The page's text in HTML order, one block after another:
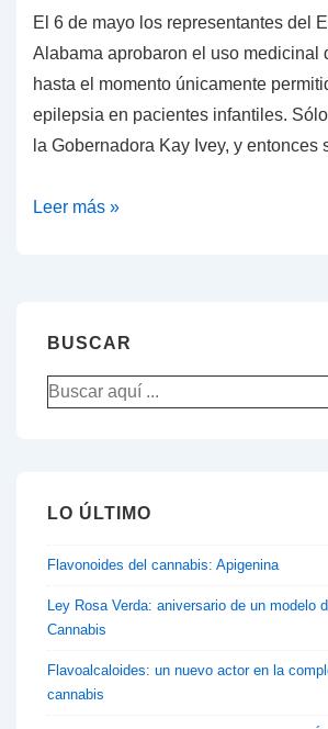
El 6 de mayo los representantes del
Alabama aprobaron el uso medicinal
hasta el momento únicamente
epilepsia en pacientes infantiles.
la Gobernadora Kay Ivey, y entonces
Alabama
cannabis
Leer más »
BUSCAR
Buscar
por:
LO ÚLTIMO
Flavonoides del cannabis: Apigenina
Ley Rosa Verda: aniversario de un modelo
Cannabis
Flavoalcaloides: un nuevo actor en la
cannabis